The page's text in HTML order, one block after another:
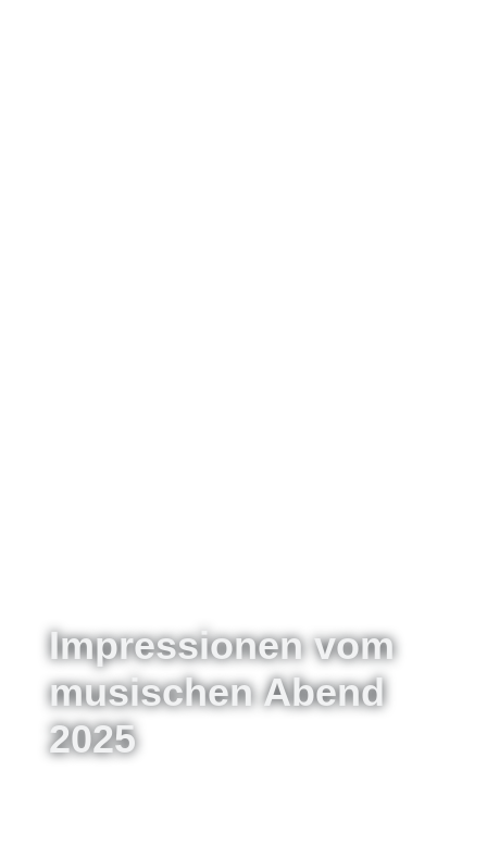
Impressionen vom
musischen Abend
2025